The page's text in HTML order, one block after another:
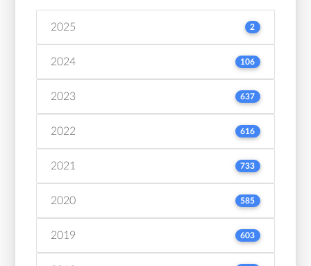
2025 2
2024 106
2023 637
2022 616
2021 733
2020 585
2019 603